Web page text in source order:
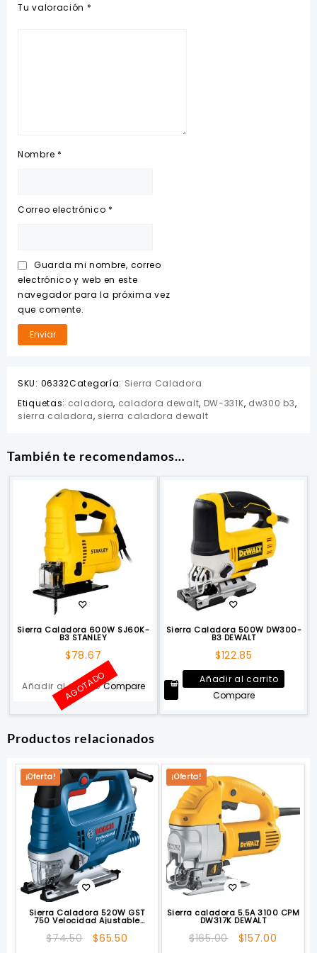
Tu valoración *
Nombre *
Correo electrónico *
Guarda mi nombre, correo
electrónico y web en este
navegador para la próxima vez
que comente.
SKU: 06332Categoría: Sierra Caladora
Etiquetas: caladora, caladora dewalt, DW-331K, dw300 b3,
sierra caladora, sierra caladora dewalt
También te recomendamos…
Sierra Caladora 600W SJ60K-
B3 STANLEY
$78.67
Añadir al carrito
AGOTADOCompare
Sierra Caladora 500W DW300-
B3 DEWALT
$122.85
Añadir al carrito
Compare
Productos relacionados
¡Oferta!
Sierra Caladora 520W GST
750 Velocidad Ajustable
$74.50
El
$65.50
¡Oferta!
Sierra caladora 5.5A 3100 CPM
DW317K DEWALT
$165.00
El
$157.00